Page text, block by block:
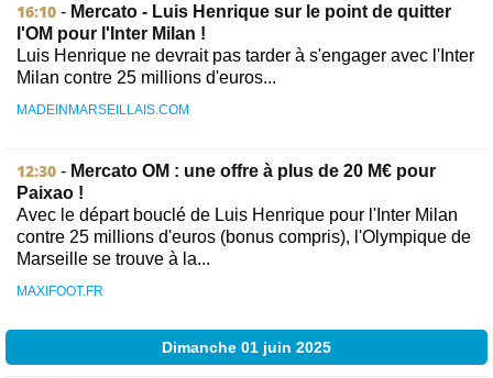
16:10 - Mercato - Luis Henrique sur le point de quitter
l'OM pour l'Inter Milan !
Luis Henrique ne devrait pas tarder à s'engager avec l'Inter
Milan contre 25 millions d'euros...
MADEINMARSEILLAIS.COM
12:30 - Mercato OM : une offre à plus de 20 M€ pour
Paixao !
Avec le départ bouclé de Luis Henrique pour l'Inter Milan
contre 25 millions d'euros (bonus compris), l'Olympique de
Marseille se trouve à la...
MAXIFOOT.FR
Dimanche 01 juin 2025